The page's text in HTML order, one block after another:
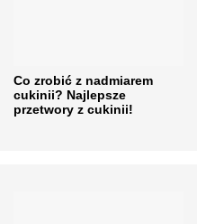
Co zrobić z nadmiarem
cukinii? Najlepsze
przetwory z cukinii!